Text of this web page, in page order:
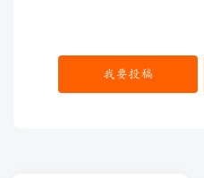
我要投稿